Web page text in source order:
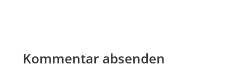
Kommentar absenden